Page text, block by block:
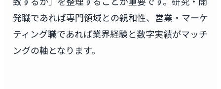
発職であれば専門領域との親和性、営業・マーケ
ティング職であれば業界経験と数字実績がマッチ
ングの軸となります。